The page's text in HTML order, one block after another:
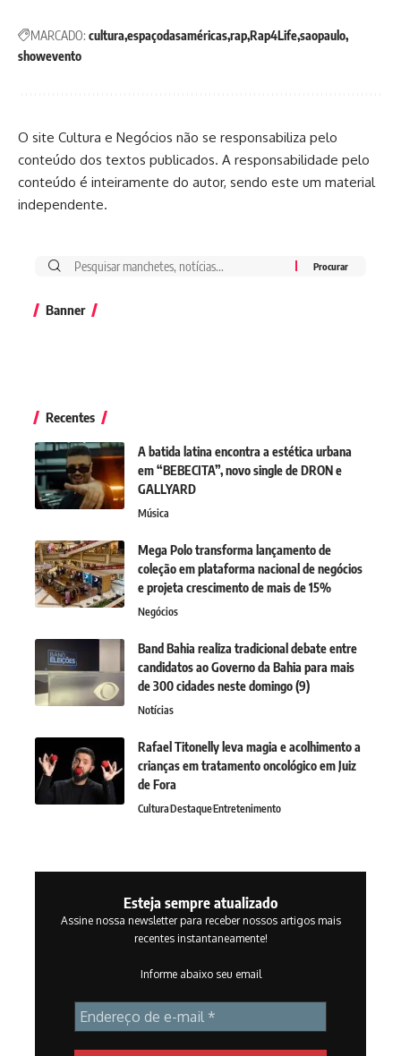
MARCADO: cultura espaçodasaméricasrapRap4Lifesaopaulo
showevento
O site Cultura e Negócios não se responsabiliza pelo
conteúdo dos textos publicados. A responsabilidade pelo
conteúdo é inteiramente do autor, sendo este um material
independente.
Banner
Recentes
A batida latina encontra a estética urbana
em “BEBECITA”, novo single de DRON e
GALLYARD
Música
Mega Polo transforma lançamento de
coleção em plataforma nacional de negócios
e projeta crescimento de mais de 15%
Negócios
Band Bahia realiza tradicional debate entre
candidatos ao Governo da Bahia para mais
de 300 cidades neste domingo (9)
Notícias
Rafael Titonelly leva magia e acolhimento a
crianças em tratamento oncológico em Juiz
de Fora
CulturaDestaqueEntretenimento
Esteja sempre atualizado
Assine nossa newsletter para receber nossos artigos mais
recentes instantaneamente!
Informe abaixo seu email